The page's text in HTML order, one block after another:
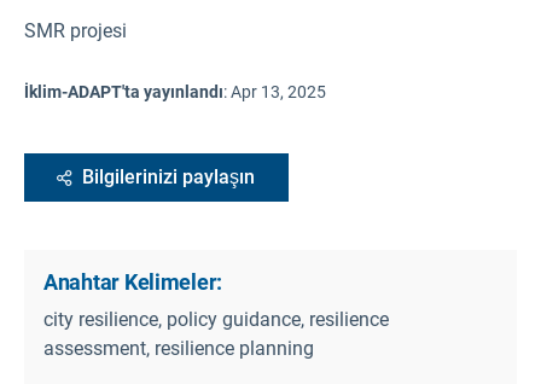
SMR projesi
İklim-ADAPT'ta yayınlandı:Apr 13, 2025
Bilgilerinizi paylaşın
Anahtar Kelimeler:
city resilience, policy guidance, resilience
assessment, resilience planning